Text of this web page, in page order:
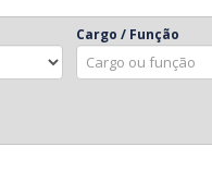
Cargo / Função